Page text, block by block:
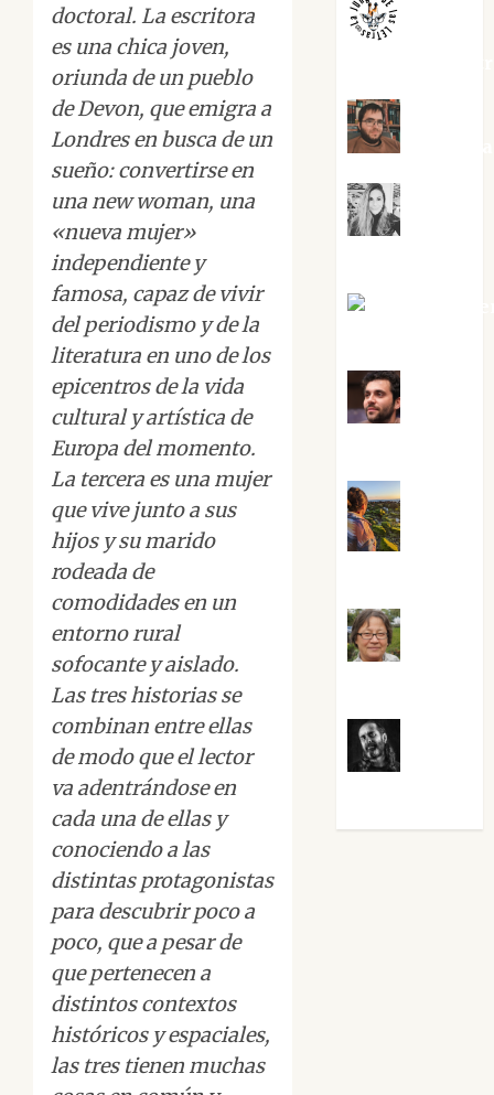
doctoral. La escritora
es una chica joven,
oriunda de un pueblo
de Devon, que emigra a
Londres en busca de un
sueño: convertirse en
una new woman, una
«nueva mujer»
independiente y
famosa, capaz de vivir
del periodismo y de la
literatura en uno de los
epicentros de la vida
cultural y artística de
Europa del momento.
La tercera es una mujer
que vive junto a sus
hijos y su marido
rodeada de
comodidades en un
entorno rural
sofocante y aislado.
Las tres historias se
combinan entre ellas
de modo que el lector
va adentrándose en
cada una de ellas y
conociendo a las
distintas protagonistas
para descubrir poco a
poco, que a pesar de
que pertenecen a
distintos contextos
históricos y espaciales,
las tres tienen muchas